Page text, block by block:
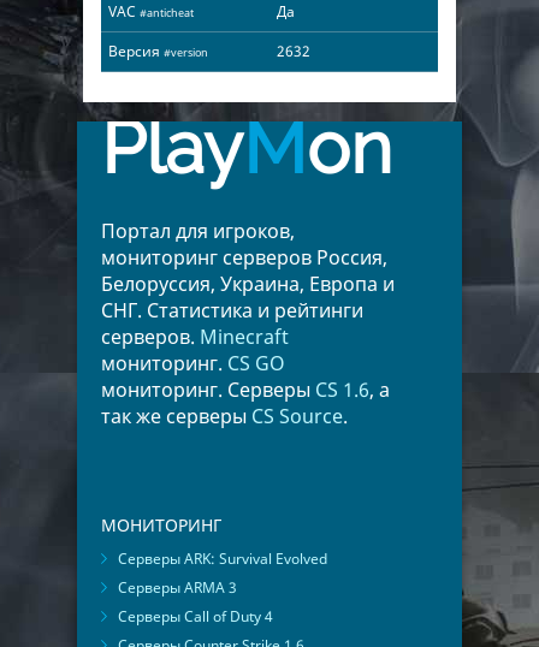
VAC #anticheat
Да
Версия #version 2632
PlayMon
Портал для игроков,
мониторинг серверов Россия,
Белоруссия, Украина, Европа и
СНГ. Статистика и рейтинги
серверов. Minecraft
мониторинг. CS GO
мониторинг. Серверы CS 1.6, а
так же серверы CS Source.
МОНИТОРИНГ
Серверы ARK: Survival Evolved
Серверы ARMA 3
Серверы Call of Duty 4